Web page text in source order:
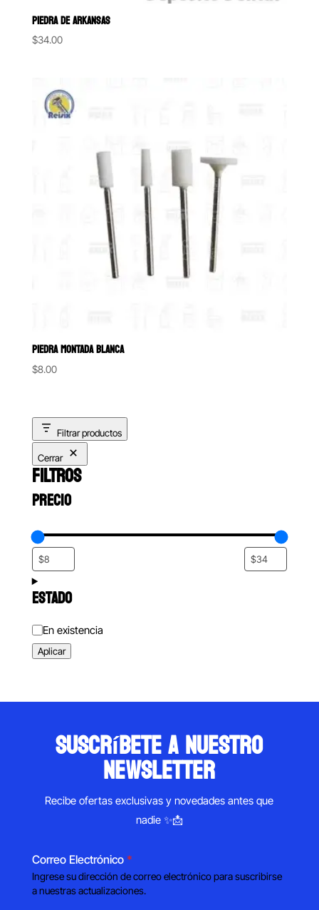
PIEDRA DE ARKANSAS
$34.00
PIEDRA MONTADA BLANCA
$8.00
Filtrar productos
Cerrar
FILTROS
PRECIO
ESTADO
Estado
En existencia
Aplicar
suscríbete a nuestro
newsletter
Recibe ofertas exclusivas y novedades antes que
nadie ✨📩
Correo Electrónico *
Ingrese su dirección de correo electrónico para suscribirse
a nuestras actualizaciones.